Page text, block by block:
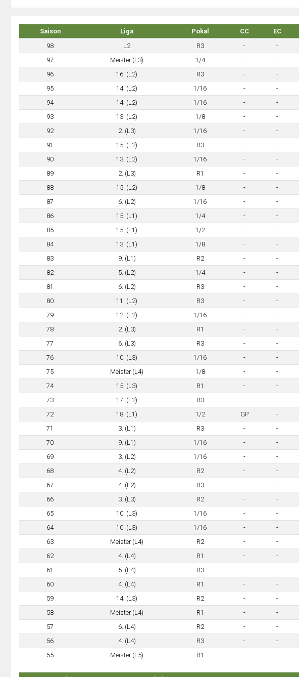
Saison Liga Pokal CC EC
98
L2 R3 - -
97
Meister (L3) 1/4 - -
96
16. (L2) R3 - -
95
14. (L2) 1/16 - -
94
14. (L2) 1/16 - -
93
13. (L2) 1/8 - -
92
2. (L3) 1/16 - -
91
15. (L2) R3 - -
90
13. (L2) 1/16 - -
89
2. (L3) R1 - -
88
15. (L2) 1/8 - -
87
6. (L2) 1/16 - -
86
15. (L1) 1/4 - -
85
15. (L1) 1/2 - -
84
13. (L1) 1/8 - -
83
9. (L1) R2 - -
82
5. (L2) 1/4 - -
81
6. (L2) R3 - -
80
11. (L2) R3 - -
79
12. (L2) 1/16 - -
78
2. (L3) R1 - -
77
6. (L3) R3 - -
76
10. (L3) 1/16 - -
75
Meister (L4) 1/8 - -
74
15. (L3) R1 - -
73
17. (L2) R3 - -
72
18. (L1) 1/2 GP -
71
3. (L1) R3 - -
70
9. (L1) 1/16 - -
69
3. (L2) 1/16 - -
68
4. (L2) R2 - -
67
4. (L2) R3 - -
66
3. (L3) R2 - -
65
10. (L3) 1/16 - -
64
10. (L3) 1/16 - -
63
Meister (L4) R2 - -
62
4. (L4) R1 - -
61
5. (L4) R3 - -
60
4. (L4) R1 - -
59
14. (L3) R2 - -
58
Meister (L4) R1 - -
57
6. (L4) R2 - -
56
4. (L4) R3 - -
55
Meister (L5) R1 - -